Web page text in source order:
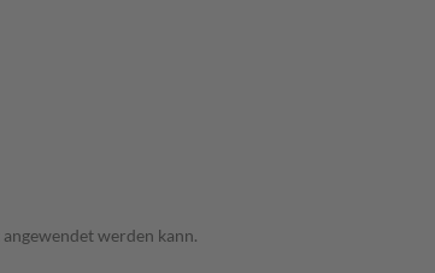
werden kann.